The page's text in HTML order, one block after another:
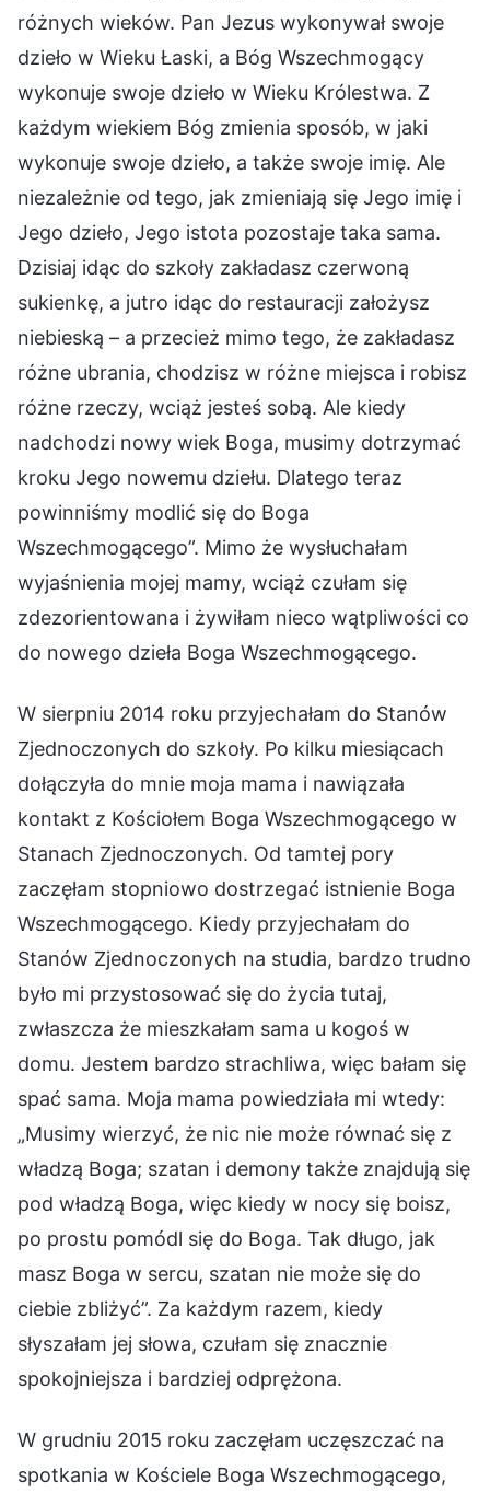
różnych wieków. Pan Jezus wykonywał swoje
dzieło w Wieku Łaski, a Bóg Wszechmogący
wykonuje swoje dzieło w Wieku Królestwa. Z
każdym wiekiem Bóg zmienia sposób, w jaki
wykonuje swoje dzieło, a także swoje imię. Ale
niezależnie od tego, jak zmieniają się Jego imię i
Jego dzieło, Jego istota pozostaje taka sama.
Dzisiaj idąc do szkoły zakładasz czerwoną
sukienkę, a jutro idąc do restauracji założysz
niebieską – a przecież mimo tego, że zakładasz
różne ubrania, chodzisz w różne miejsca i robisz
różne rzeczy, wciąż jesteś sobą. Ale kiedy
nadchodzi nowy wiek Boga, musimy dotrzymać
kroku Jego nowemu dziełu. Dlatego teraz
powinniśmy modlić się do Boga
Wszechmogącego”. Mimo że wysłuchałam
wyjaśnienia mojej mamy, wciąż czułam się
zdezorientowana i żywiłam nieco wątpliwości co
do nowego dzieła Boga Wszechmogącego.
W sierpniu 2014 roku przyjechałam do Stanów
Zjednoczonych do szkoły. Po kilku miesiącach
dołączyła do mnie moja mama i nawiązała
kontakt z Kościołem Boga Wszechmogącego w
Stanach Zjednoczonych. Od tamtej pory
zaczęłam stopniowo dostrzegać istnienie Boga
Wszechmogącego. Kiedy przyjechałam do
Stanów Zjednoczonych na studia, bardzo trudno
było mi przystosować się do życia tutaj,
zwłaszcza że mieszkałam sama u kogoś w
domu. Jestem bardzo strachliwa, więc bałam się
spać sama. Moja mama powiedziała mi wtedy:
„Musimy wierzyć, że nic nie może równać się z
władzą Boga; szatan i demony także znajdują się
pod władzą Boga, więc kiedy w nocy się boisz,
po prostu pomódl się do Boga. Tak długo, jak
masz Boga w sercu, szatan nie może się do
ciebie zbliżyć”. Za każdym razem, kiedy
słyszałam jej słowa, czułam się znacznie
spokojniejsza i bardziej odprężona.
W grudniu 2015 roku zaczęłam uczęszczać na
spotkania w Kościele Boga Wszechmogącego,